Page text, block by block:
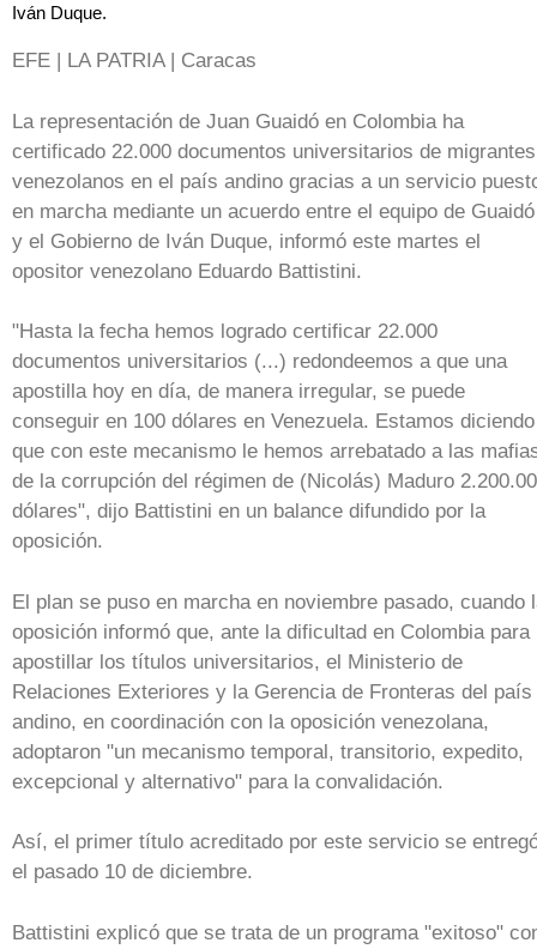
Iván Duque.
EFE | LA PATRIA | Caracas
La representación de Juan Guaidó en Colombia ha
certificado 22.000 documentos universitarios de migrantes
venezolanos en el país andino gracias a un servicio
en marcha mediante un acuerdo entre el equipo de Guaidó
y el Gobierno de Iván Duque, informó este martes el
opositor venezolano Eduardo Battistini.
"Hasta la fecha hemos logrado certificar 22.000
documentos universitarios (...) redondeemos a que una
apostilla hoy en día, de manera irregular, se puede
conseguir en 100 dólares en Venezuela. Estamos diciendo
que con este mecanismo le hemos arrebatado a las
de la corrupción del régimen de (Nicolás) Maduro
dólares", dijo Battistini en un balance difundido por la
oposición.
El plan se puso en marcha en noviembre pasado, cuando
oposición informó que, ante la dificultad en Colombia para
apostillar los títulos universitarios, el Ministerio de
Relaciones Exteriores y la Gerencia de Fronteras del país
andino, en coordinación con la oposición venezolana,
adoptaron "un mecanismo temporal, transitorio, expedito,
excepcional y alternativo" para la convalidación.
Así, el primer título acreditado por este servicio se
el pasado 10 de diciembre.
Battistini explicó que se trata de un programa "exitoso"